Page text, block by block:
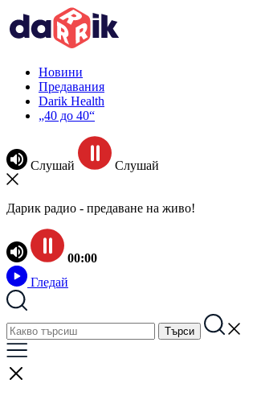
Новини
Предавания
Darik Health
„40 до 40“
Слушай Слушай
Дарик радио - предаване на живо!
00:00
Гледай